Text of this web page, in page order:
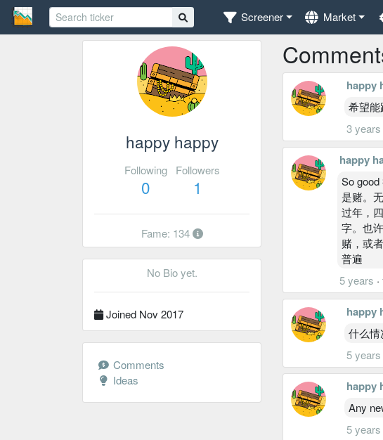
Screener Market
happy happy
Following
0
Followers
1
Fame: 134
No Bio yet.
Joined Nov 2017
Comments
Ideas
happy
希望
3 years
happy
So
是赌。
过年，
字。也
赌，或
普遍
5 years ·
happy
什么情
5 years
happy
Any
5 years